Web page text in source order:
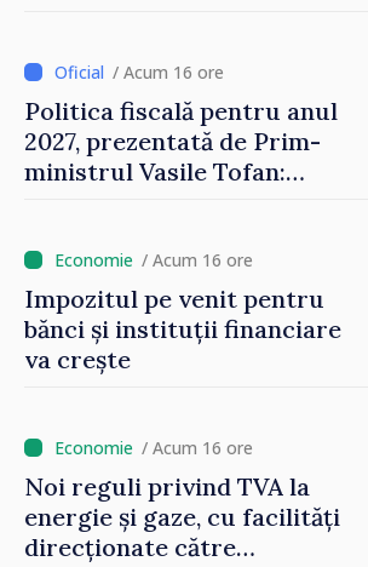
/ Acum 16 ore
Politica fiscală pentru anul
2027, prezentată de Prim-
ministrul Vasile Tofan:
taxare mai echitabilă
/ Acum 16 ore
Impozitul pe venit pentru
bănci și instituții financiare
va crește
/ Acum 16 ore
Noi reguli privind TVA la
energie și gaze, cu facilități
direcționate către